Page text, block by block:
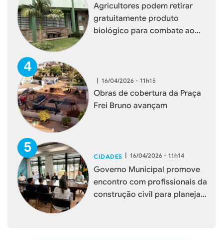
Agricultores podem retirar
gratuitamente produto
biológico para combate ao
| 16/04/2026 - 11h15
Obras de cobertura da Praça
Frei Bruno avançam
CIDADES | 16/04/2026 - 11h14
Governo Municipal promove
encontro com profissionais da
construção civil para planejar